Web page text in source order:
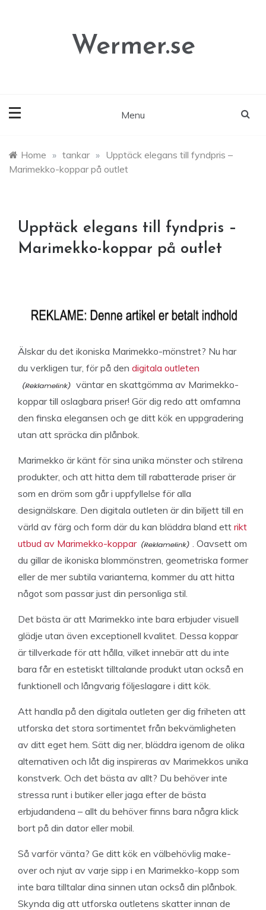
Wermer.se
Menu
Home » tankar » Upptäck elegans till fyndpris –
Marimekko-koppar på outlet
Upptäck elegans till fyndpris –
Marimekko-koppar på outlet
Älskar du det ikoniska Marimekko-mönstret? Nu har
du verkligen tur, för på den digitala outleten
väntar en skattgömma av Marimekko-
koppar till oslagbara priser! Gör dig redo att omfamna
den finska elegansen och ge ditt kök en uppgradering
utan att spräcka din plånbok.
Marimekko är känt för sina unika mönster och stilrena
produkter, och att hitta dem till rabatterade priser är
som en dröm som går i uppfyllelse för alla
designälskare. Den digitala outleten är din biljett till en
värld av färg och form där du kan bläddra bland ett rikt
utbud av Marimekko-koppar
. Oavsett om
du gillar de ikoniska blommönstren, geometriska former
eller de mer subtila varianterna, kommer du att hitta
något som passar just din personliga stil.
Det bästa är att Marimekko inte bara erbjuder visuell
glädje utan även exceptionell kvalitet. Dessa koppar
är tillverkade för att hålla, vilket innebär att du inte
bara får en estetiskt tilltalande produkt utan också en
funktionell och långvarig följeslagare i ditt kök.
Att handla på den digitala outleten ger dig friheten att
utforska det stora sortimentet från bekvämligheten
av ditt eget hem. Sätt dig ner, bläddra igenom de olika
alternativen och låt dig inspireras av Marimekkos unika
konstverk. Och det bästa av allt? Du behöver inte
stressa runt i butiker eller jaga efter de bästa
erbjudandena – allt du behöver finns bara några klick
bort på din dator eller mobil.
Så varför vänta? Ge ditt kök en välbehövlig make-
over och njut av varje sipp i en Marimekko-kopp som
inte bara tilltalar dina sinnen utan också din plånbok.
Skynda dig att utforska outletens skatter innan de